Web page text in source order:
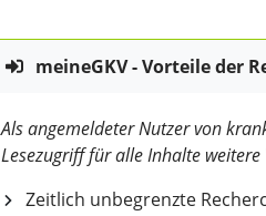
meineGKV - Vorteile der
Als angemeldeter Nutzer von
Lesezugriff für alle Inhalte weitere
Zeitlich unbegrenzte